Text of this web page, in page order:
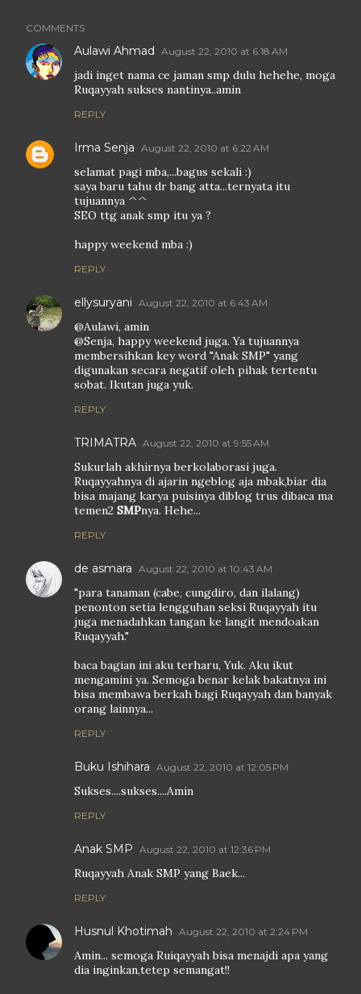
COMMENTS
Aulawi Ahmad August 22, 2010 at 6:18 AM
jadi inget nama ce jaman smp dulu hehehe, moga
Ruqayyah sukses nantinya..amin
REPLY
Irma Senja August 22, 2010 at 6:22 AM
selamat pagi mba,...bagus sekali :)
saya baru tahu dr bang atta...ternyata itu
tujuannya ^^
SEO ttg anak smp itu ya ?
happy weekend mba :)
REPLY
ellysuryani August 22, 2010 at 6:43 AM
@Aulawi, amin
@Senja, happy weekend juga. Ya tujuannya
membersihkan key word "Anak SMP" yang
digunakan secara negatif oleh pihak tertentu
sobat. Ikutan juga yuk.
REPLY
TRIMATRA August 22, 2010 at 9:55 AM
Sukurlah akhirnya berkolaborasi juga.
Ruqayyahnya di ajarin ngeblog aja mbak,biar dia
bisa majang karya puisinya diblog trus dibaca ma
temen2 SMPnya. Hehe...
REPLY
de asmara August 22, 2010 at 10:43 AM
"para tanaman (cabe, cungdiro, dan ilalang)
penonton setia lengguhan seksi Ruqayyah itu
juga menadahkan tangan ke langit mendoakan
Ruqayyah."
baca bagian ini aku terharu, Yuk. Aku ikut
mengamini ya. Semoga benar kelak bakatnya ini
bisa membawa berkah bagi Ruqayyah dan banyak
orang lainnya...
REPLY
Buku Ishihara August 22, 2010 at 12:05 PM
Sukses....sukses....Amin
REPLY
Anak SMP August 22, 2010 at 12:36 PM
Ruqayyah Anak SMP yang Baek...
REPLY
Husnul Khotimah August 22, 2010 at 2:24 PM
Amin... semoga Ruiqayyah bisa menajdi apa yang
dia inginkan,tetep semangat!!